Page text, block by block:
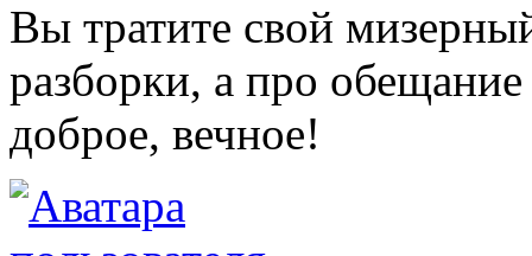
Вы тратите свой
разборки, а про
доброе, вечное!